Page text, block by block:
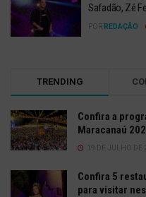
Safadão, Zé
POR REDAÇÃO
TRENDING
Confira a
Maracanaú
19 DE JULHO DE
Confira 5
para visitar